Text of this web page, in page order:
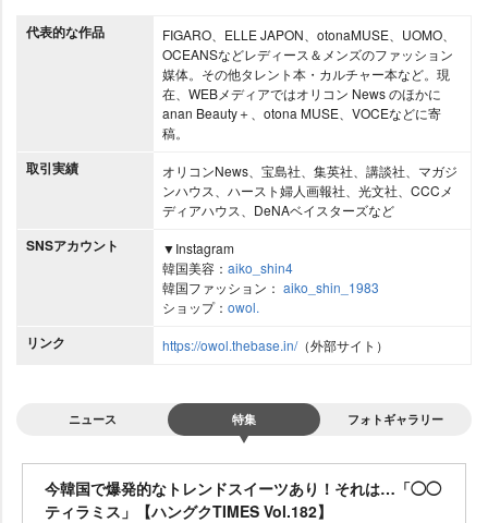
代表的な作品
FIGARO、ELLE JAPON、otonaMUSE、UOMO、
OCEANSなどレディース＆メンズのファッション
媒体。その他タレント本・カルチャー本など。現
在、WEBメディアではオリコン News のほかに
anan Beauty＋、otona MUSE、VOCEなどに寄
稿。
取引実績
オリコンNews、宝島社、集英社、講談社、マガジ
ンハウス、ハースト婦人画報社、光文社、CCCメ
ディアハウス、DeNAベイスターズなど
SNSアカウント
▼Instagram
韓国美容： aiko_shin4
韓国ファッション： aiko_shin_1983
ショップ： owol.
リンク https://owol.thebase.in/（外部サイト）
ニュース 特集 フォトギャラリー
今韓国で爆発的なトレンドスイーツあり！それは…「◯◯
ティラミス」【ハングクTIMES Vol.182】